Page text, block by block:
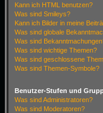
Kann ich HTML benutzen?
Was sind Smileys?
Kann ich Bilder in meine
Was sind globale
Was sind
Was sind wichtige Themen?
Was sind geschlossene
Was sind Themen-Symbole?
Benutzer-Stufen und
Was sind Administratoren?
Was sind Moderatoren?